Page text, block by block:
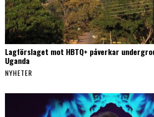
Lagförslaget mot HBTQ+ påverkar
Uganda
NYHETER